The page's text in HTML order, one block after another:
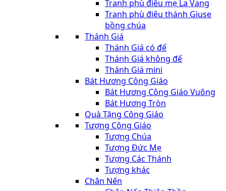
Tranh phù điêu mẹ La Vang
Tranh phù điêu thánh Giuse
bồng chúa
Thánh Giá
Thánh Giá có đế
Thánh Giá không đế
Thánh Giá mini
Bát Hương Công Giáo
Bát Hương Công Giáo Vuông
Bát Hương Tròn
Quà Tặng Công Giáo
Tượng Công Giáo
Tượng Chúa
Tượng Đức Mẹ
Tượng Các Thánh
Tượng khác
Chân Nến